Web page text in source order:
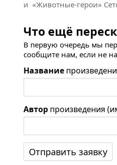
и «Животные-герои»
Что ещё
В первую очередь мы
сообщите нам, если не
Название
Автор произведения